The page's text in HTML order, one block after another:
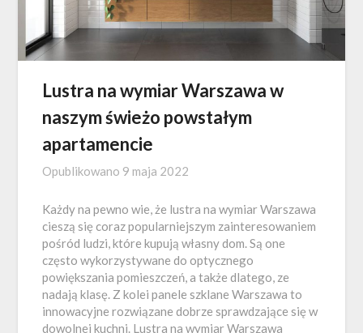
Lustra na wymiar Warszawa w
naszym świeżo powstałym
apartamencie
Opublikowano 9 maja 2022
Każdy na pewno wie, że lustra na wymiar Warszawa
cieszą się coraz popularniejszym zainteresowaniem
pośród ludzi, które kupują własny dom. Są one
często wykorzystywane do optycznego
powiększania pomieszczeń, a także dlatego, ze
nadają klasę. Z kolei panele szklane Warszawa to
innowacyjne rozwiązane dobrze sprawdzające się w
dowolnej kuchni. Lustra na wymiar Warszawa